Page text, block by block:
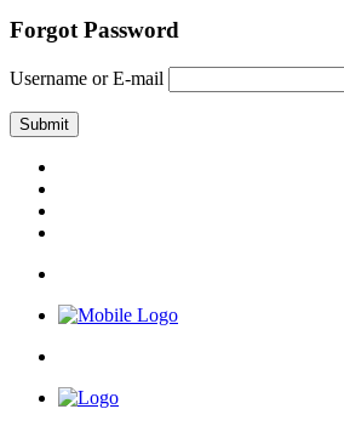
Forgot Password
Username or E-mail